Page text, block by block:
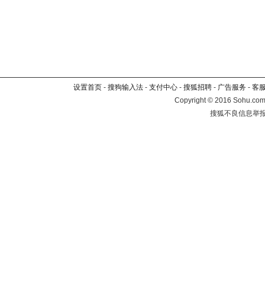
设置首页 - 搜狗输入法 - 支付中心 - 搜狐招聘 - 广告服务 - 客
Copyright©2016
搜狐不良信息举